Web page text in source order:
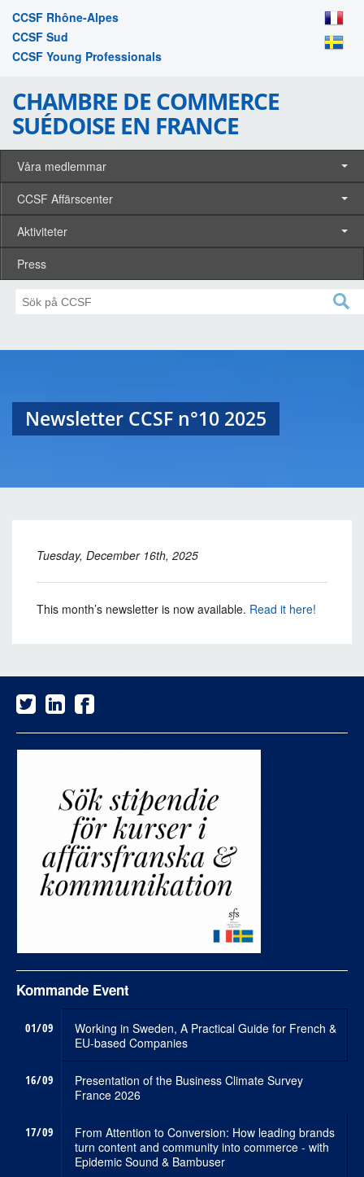
CCSF Rhône-Alpes
CCSF Sud
CCSF Young Professionals
CHAMBRE DE COMMERCE
SUÉDOISE EN FRANCE
Våra medlemmar
CCSF Affärscenter
Aktiviteter
Press
Newsletter CCSF n°10 2025
Tuesday, December 16th, 2025
This month’s newsletter is now available. Read it here!
Kommande Event
01/09
Working in Sweden, A Practical Guide for French &
EU-based Companies
16/09
Presentation of the Business Climate Survey
France 2026
17/09
From Attention to Conversion: How leading brands
turn content and community into commerce - with
Epidemic Sound & Bambuser